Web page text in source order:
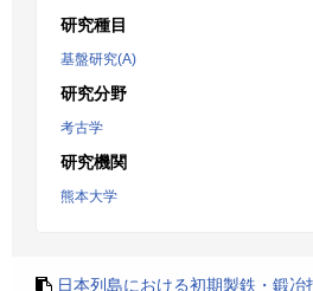
研究種目
基盤研究(A)
研究分野
考古学
研究機関
熊本大学
日本列島における初期製鉄・鍛